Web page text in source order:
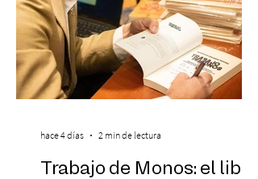
Trabajo de Monos: el libro
hace 4 días 2 min de lectura